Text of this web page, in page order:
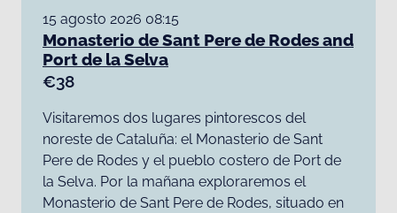
15 agosto 2026 08:15
Monasterio de Sant Pere de Rodes and
Port de la Selva
€38
Visitaremos dos lugares pintorescos del
noreste de Cataluña: el Monasterio de Sant
Pere de Rodes y el pueblo costero de Port de
la Selva. Por la mañana exploraremos el
Monasterio de Sant Pere de Rodes, situado en